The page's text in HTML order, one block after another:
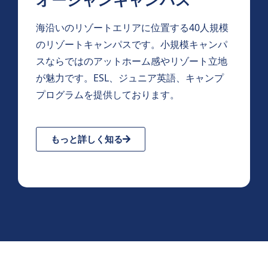
海沿いのリゾートエリアに位置する40人規模
のリゾートキャンパスです。小規模キャンパ
スならではのアットホーム感やリゾート立地
が魅力です。ESL、ジュニア英語、キャンプ
プログラムを提供しております。
もっと詳しく知る